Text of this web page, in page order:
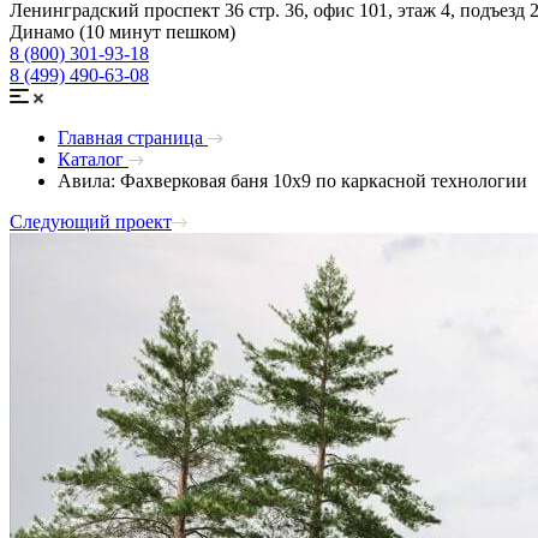
Ленинградский проспект 36 стр. 36, офис 101, этаж 4, подъезд 2
Динамо (10 минут пешком)
8 (800) 301-93-18
8 (499) 490-63-08
Главная страница
Каталог
Авила: Фахверковая баня 10x9 по каркасной технологии
Следующий проект